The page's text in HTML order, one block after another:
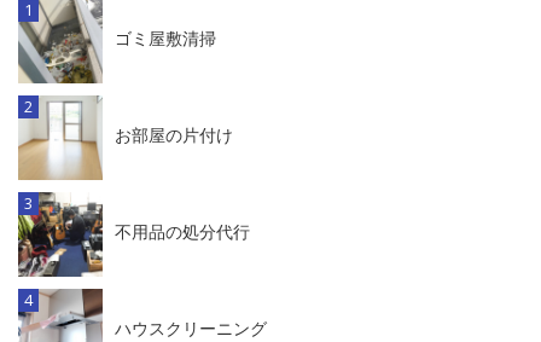
ゴミ屋敷清掃
お部屋の片付け
不用品の処分代行
ハウスクリーニング